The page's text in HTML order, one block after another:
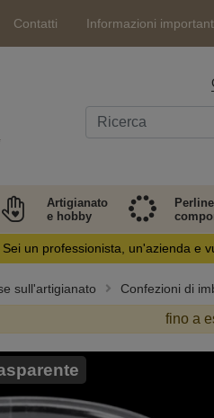
Contatti Informazioni
Artigianato
e hobby
Sei un professionista, un'azienda e
sull'artigianato Confezioni di
fino a